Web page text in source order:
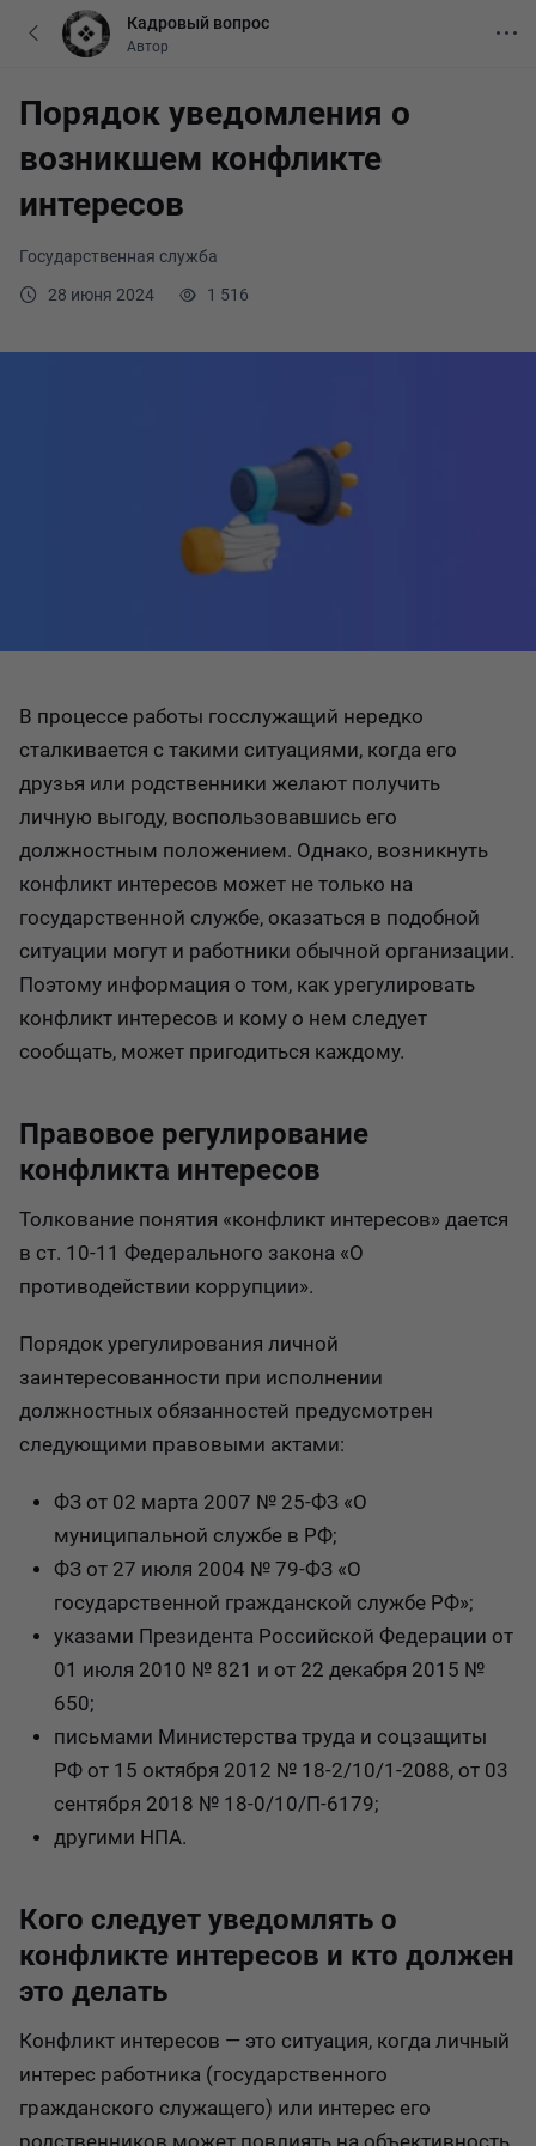
Государственная служба
28 июня 2024
1 516
Порядок уведомления о
возникшем конфликте
интересов
В процессе работы госслужащий нередко
сталкивается с такими ситуациями, когда его
друзья или родственники желают получить
личную выгоду, воспользовавшись его
должностным положением. Однако, возникнуть
конфликт интересов может не только на
государственной службе, оказаться в подобной
ситуации могут и работники обычной организации.
Поэтому информация о том, как урегулировать
конфликт интересов и кому о нем следует
сообщать, может пригодиться каждому.
Правовое регулирование
конфликта интересов
Толкование понятия «конфликт интересов» дается
в ст. 10-11 Федерального закона «О
противодействии коррупции».
Порядок урегулирования личной
заинтересованности при исполнении
должностных обязанностей предусмотрен
следующими правовыми актами:
ФЗ от 02 марта 2007 № 25-ФЗ «О
муниципальной службе в РФ;
ФЗ от 27 июля 2004 № 79-ФЗ «О
государственной гражданской службе РФ»;
указами Президента Российской Федерации от
01 июля 2010 № 821 и от 22 декабря 2015 №
650;
письмами Министерства труда и соцзащиты
РФ от 15 октября 2012 № 18-2/10/1-2088, от 03
сентября 2018 № 18-0/10/П-6179;
другими НПА.
Кого следует уведомлять о
конфликте интересов и кто должен
это делать
Конфликт интересов — это ситуация, когда личный
интерес работника (государственного
гражданского служащего) или интерес его
родственников может повлиять на объективность,
Кадровый вопрос
Автор